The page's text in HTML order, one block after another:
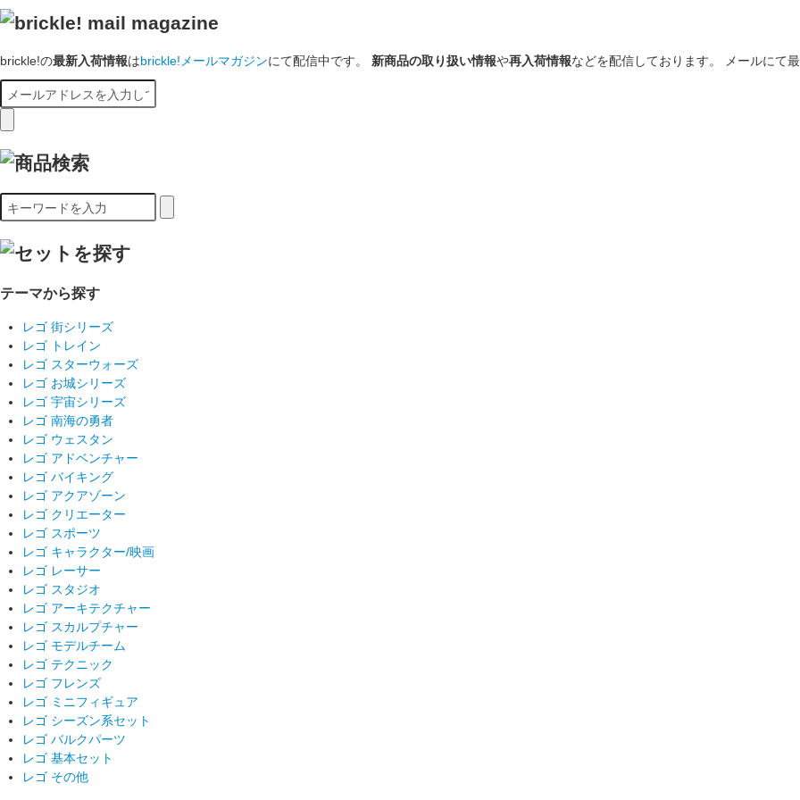
brickle!の最新入荷情報はbrickle!メールマガジンにて配信中です。 新商品の取り扱い情報や再入荷情報などを配信しております。 メールにて
テーマから探す
レゴ 街シリーズ
レゴ トレイン
レゴ スターウォーズ
レゴ お城シリーズ
レゴ 宇宙シリーズ
レゴ 南海の勇者
レゴ ウェスタン
レゴ アドベンチャー
レゴ バイキング
レゴ アクアゾーン
レゴ クリエーター
レゴ スポーツ
レゴ キャラクター/映画
レゴ レーサー
レゴ スタジオ
レゴ アーキテクチャー
レゴ スカルプチャー
レゴ モデルチーム
レゴ テクニック
レゴ フレンズ
レゴ ミニフィギュア
レゴ シーズン系セット
レゴ バルクパーツ
レゴ 基本セット
レゴ その他